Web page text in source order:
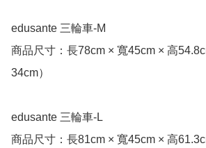
edusante 三輪車-M
商品尺寸：長78cm × 寬45cm × 高
34cm）
edusante 三輪車-L
商品尺寸：長81cm × 寬45cm × 高